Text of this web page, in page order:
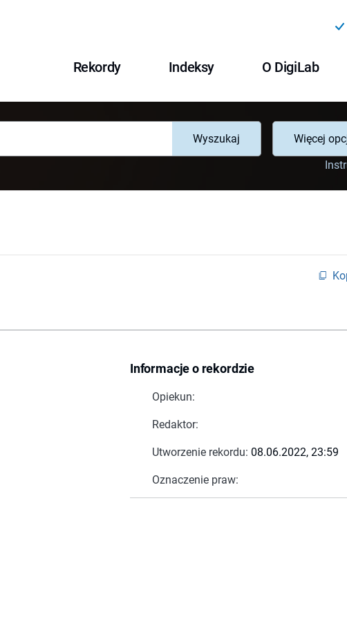
Rekordy Indeksy O DigiLab
Wyszukaj
Więcej
Informacje o rekordzie
Opiekun:
Redaktor:
Utworzenie rekordu: 08.06.2022, 23:59
Oznaczenie praw: